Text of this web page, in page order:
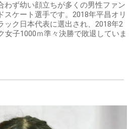
わず幼い顔立ちが多くの男性ファン
スケート選手です。2018年平昌オリ
ック日本代表に選出され、2018年2
女子1000ｍ準々決勝で敗退していま